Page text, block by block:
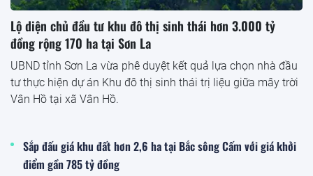
Lộ diện chủ đầu tư khu đô thị sinh thái hơn 3.000 tỷ
đồng rộng 170 ha tại Sơn La
UBND tỉnh Sơn La vừa phê duyệt kết quả lựa chọn nhà đầu
tư thực hiện dự án Khu đô thị sinh thái trị liệu giữa mây trời
Vân Hồ tại xã Vân Hồ.
Sắp đấu giá khu đất hơn 2,6 ha tại Bắc sông Cấm với giá khởi
điểm gần 785 tỷ đồng